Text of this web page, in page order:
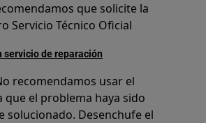
que solicite la
Servicio Técnico Oficial
servicio de reparación
recomendamos usar el
el problema haya sido
solucionado. Desenchufe el